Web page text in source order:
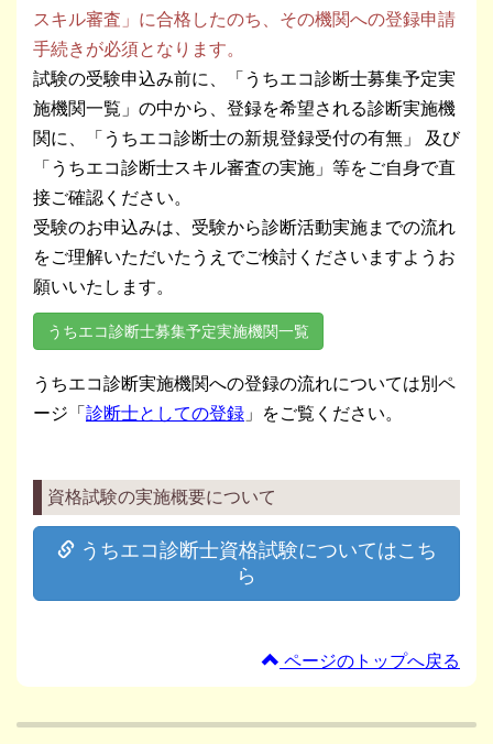
スキル審査」に合格したのち、その機関への登録申請
手続きが必須となります。
試験の受験申込み前に、「うちエコ診断士募集予定実
施機関一覧」の中から、登録を希望される診断実施機
関に、「うちエコ診断士の新規登録受付の有無」 及び
「うちエコ診断士スキル審査の実施」等をご自身で直
接ご確認ください。
受験のお申込みは、受験から診断活動実施までの流れ
をご理解いただいたうえでご検討くださいますようお
願いいたします。
うちエコ診断士募集予定実施機関一覧
うちエコ診断実施機関への登録の流れについては別ペ
ージ「 診断士としての登録 」をご覧ください。
資格試験の実施概要について
うちエコ診断士資格試験についてはこち
ら
ページのトップへ戻る